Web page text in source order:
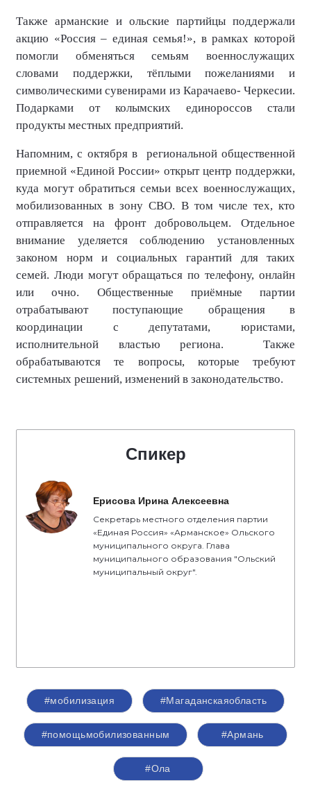
Также арманские и ольские партийцы поддержали
акцию «Россия – единая семья!», в рамках которой
помогли обменяться семьям военнослужащих
словами поддержки, тёплыми пожеланиями и
символическими сувенирами из Карачаево- Черкесии.
Подарками от колымских единороссов стали
продукты местных предприятий.
Напомним, с октября в региональной общественной
приемной «Единой России» открыт центр поддержки,
куда могут обратиться семьи всех военнослужащих,
мобилизованных в зону СВО. В том числе тех, кто
отправляется на фронт добровольцем. Отдельное
внимание уделяется соблюдению установленных
законом норм и социальных гарантий для таких
семей. Люди могут обращаться по телефону, онлайн
или очно. Общественные приёмные партии
отрабатывают поступающие обращения в
координации с депутатами, юристами,
исполнительной властью региона.
Также
обрабатываются те вопросы, которые требуют
системных решений, изменений в законодательство.
Спикер
Ерисова Ирина Алексеевна
Секретарь местного отделения партии
«Единая Россия» «Арманское» Ольского
муниципального округа. Глава
муниципального образования "Ольский
муниципальный округ".
#мобилизация #Магаданскаяобласть
#помощьмобилизованным #Армань
#Ола